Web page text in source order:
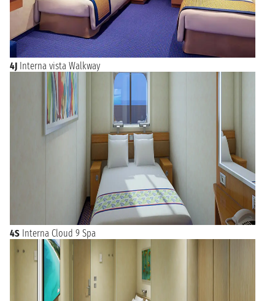
4J Interna vista Walkway
4S Interna Cloud 9 Spa